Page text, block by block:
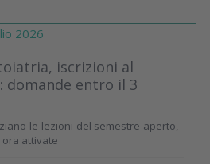
2026
iscrizioni al
domande entro il 3
le lezioni del semestre aperto,
attivate